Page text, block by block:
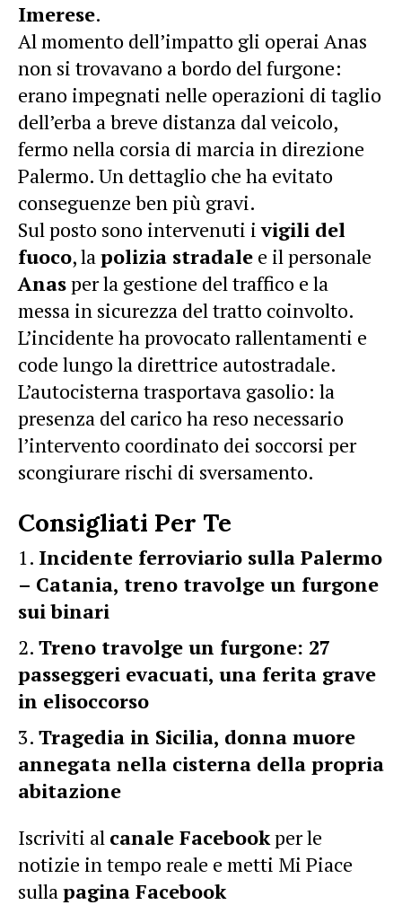
Imerese.
Al momento dell’impatto gli operai Anas
non si trovavano a bordo del furgone:
erano impegnati nelle operazioni di taglio
dell’erba a breve distanza dal veicolo,
fermo nella corsia di marcia in direzione
Palermo. Un dettaglio che ha evitato
conseguenze ben più gravi.
Sul posto sono intervenuti ivigili del
fuoco, lapolizia stradale e il personale
Anasper la gestione del traffico e la
messa in sicurezza del tratto coinvolto.
L’incidente ha provocato rallentamenti e
code lungo la direttrice autostradale.
L’autocisterna trasportava gasolio: la
presenza del carico ha reso necessario
l’intervento coordinato dei soccorsi per
scongiurare rischi di sversamento.
Consigliati Per Te
Incidente ferroviario sulla Palermo
– Catania, treno travolge un furgone
sui binari
Treno travolge un furgone: 27
passeggeri evacuati, una ferita grave
in elisoccorso
Tragedia in Sicilia, donna muore
annegata nella cisterna della propria
abitazione
Iscriviti al canale Facebookper le
notizie in tempo reale e metti Mi Piace
sullapagina Facebook